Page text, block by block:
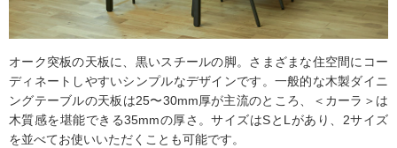
オーク突板の天板に、黒いスチールの脚。さまざまな住空間にコー
ディネートしやすいシンプルなデザインです。一般的な木製ダイニ
ングテーブルの天板は25〜30mm厚が主流のところ、＜カーラ＞は
木質感を堪能できる35mmの厚さ。サイズはSとLがあり、2サイズ
を並べてお使いいただくことも可能です。